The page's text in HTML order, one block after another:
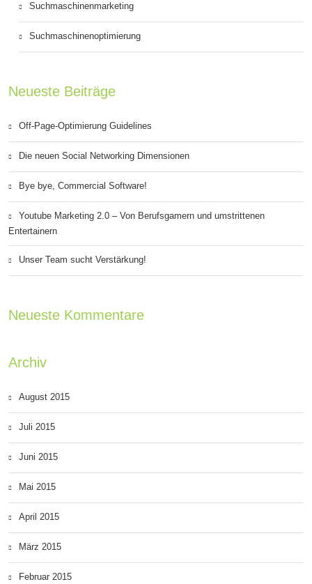
Suchmaschinenmarketing
Suchmaschinenoptimierung
Neueste Beiträge
Off-Page-Optimierung Guidelines
Die neuen Social Networking Dimensionen
Bye bye, Commercial Software!
Youtube Marketing 2.0 – Von Berufsgamern und umstrittenen
Entertainern
Unser Team sucht Verstärkung!
Neueste Kommentare
Archiv
August 2015
Juli 2015
Juni 2015
Mai 2015
April 2015
März 2015
Februar 2015